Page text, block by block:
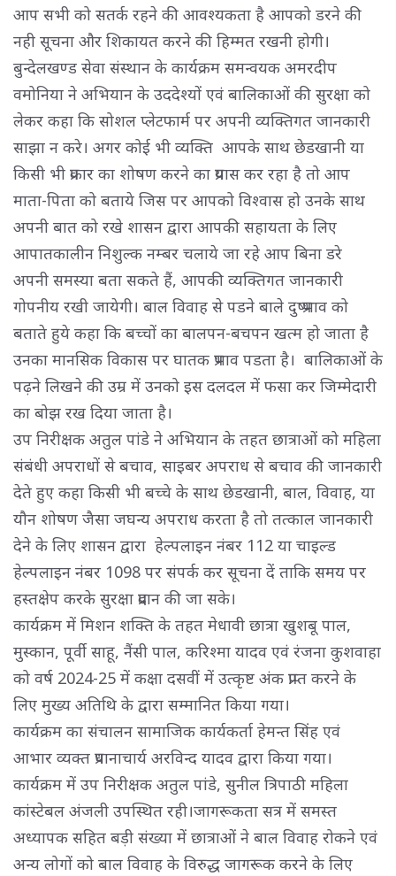
आप सभी को सतर्क रहने की आवश्यकता है आपको डरने की
नही सूचना और शिकायत करने की हिम्मत रखनी होगी।
बुन्देलखण्ड सेवा संस्थान के कार्यक्रम समन्वयक अमरदीप
वमोनिया ने अभियान के उददेश्यों एवं बालिकाओं की सुरक्षा को
लेकर कहा कि सोशल प्लेटफार्म पर अपनी व्यक्तिगत जानकारी
साझा न करे। अगर कोई भी व्यक्ति आपके साथ छेडखानी या
किसी भी प्रकार का शोषण करने का प्रयास कर रहा है तो आप
माता-पिता को बताये जिस पर आपको विश्वास हो उनके साथ
अपनी बात को रखे शासन द्वारा आपकी सहायता के लिए
आपातकालीन निशुल्क नम्बर चलाये जा रहे आप बिना डरे
अपनी समस्या बता सकते हैं, आपकी व्यक्तिगत जानकारी
गोपनीय रखी जायेगी। बाल विवाह से पडने बाले दुष्प्रभाव को
बताते हुये कहा कि बच्चों का बालपन-बचपन खत्म हो जाता है
उनका मानसिक विकास पर घातक प्रभाव पडता है। बालिकाओं के
पढ़ने लिखने की उम्र में उनको इस दलदल में फसा कर जिम्मेदारी
का बोझ रख दिया जाता है।
उप निरीक्षक अतुल पांडे ने अभियान के तहत छात्राओं को महिला
संबंधी अपराधों से बचाव, साइबर अपराध से बचाव की जानकारी
देते हुए कहा किसी भी बच्चे के साथ छेडखानी, बाल, विवाह, या
यौन शोषण जैसा जघन्य अपराध करता है तो तत्काल जानकारी
देने के लिए शासन द्वारा हेल्पलाइन नंबर 112 या चाइल्ड
हेल्पलाइन नंबर 1098 पर संपर्क कर सूचना दें ताकि समय पर
हस्तक्षेप करके सुरक्षा प्रदान की जा सके।
कार्यक्रम में मिशन शक्ति के तहत मेधावी छात्रा खुशबू पाल,
मुस्कान, पूर्वी साहू, नैंसी पाल, करिश्मा यादव एवं रंजना कुशवाहा
को वर्ष 2024-25 में कक्षा दसवीं में उत्कृष्ट अंक प्राप्त करने के
लिए मुख्य अतिथि के द्वारा सम्मानित किया गया।
कार्यक्रम का संचालन सामाजिक कार्यकर्ता हेमन्त सिंह एवं
आभार व्यक्त प्रधानाचार्य अरविन्द यादव द्वारा किया गया।
कार्यक्रम में उप निरीक्षक अतुल पांडे, सुनील त्रिपाठी महिला
कांस्टेबल अंजली उपस्थित रही।जागरूकता सत्र में समस्त
अध्यापक सहित बड़ी संख्या में छात्राओं ने बाल विवाह रोकने एवं
अन्य लोगों को बाल विवाह के विरुद्ध जागरूक करने के लिए